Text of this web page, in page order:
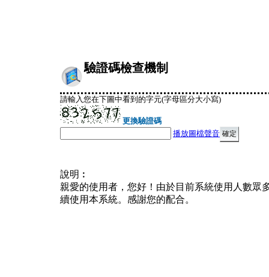
驗證碼檢查機制
請輸入您在下圖中看到的字元(字母區分大小寫)
更換驗證碼
播放圖檔聲音
說明︰
親愛的使用者，您好！由於目前系統使用人數眾
續使用本系統。感謝您的配合。